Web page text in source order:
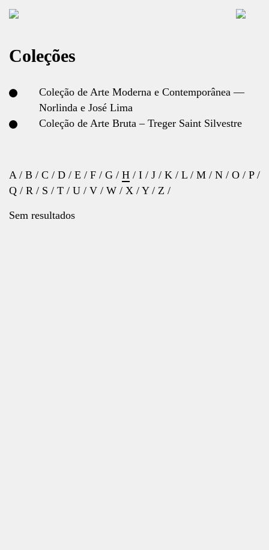
Coleções
Coleção de Arte Moderna e Contemporânea —
Norlinda e José Lima
Coleção de Arte Bruta – Treger Saint Silvestre
A/ B / C / D / E / F / G / H / I / J / K / L / M / N / O / P/
Q / R / S / T / U / V / W / X / Y/ Z /
Sem resultados